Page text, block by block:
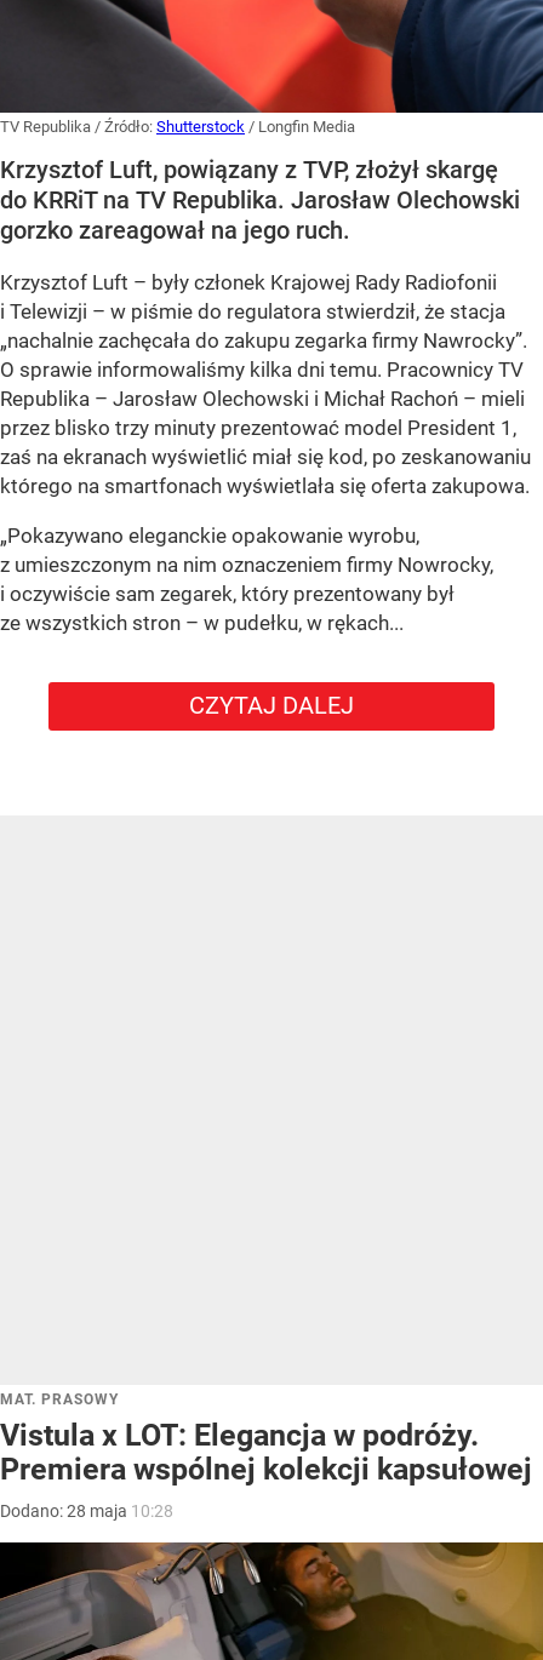
TV Republika / Źródło: Shutterstock / Longfin Media
Krzysztof Luft, powiązany z TVP, złożył skargę
do KRRiT na TV Republika. Jarosław Olechowski
gorzko zareagował na jego ruch.
Krzysztof Luft – były członek Krajowej Rady Radiofonii
i Telewizji – w piśmie do regulatora stwierdził, że stacja
„nachalnie zachęcała do zakupu zegarka firmy Nawrocky”.
O sprawie informowaliśmy kilka dni temu. Pracownicy TV
Republika – Jarosław Olechowski i Michał Rachoń – mieli
przez blisko trzy minuty prezentować model President 1,
zaś na ekranach wyświetlić miał się kod, po zeskanowaniu
którego na smartfonach wyświetlała się oferta zakupowa.
„Pokazywano eleganckie opakowanie wyrobu,
z umieszczonym na nim oznaczeniem firmy Nowrocky,
i oczywiście sam zegarek, który prezentowany był
ze wszystkich stron – w pudełku, w rękach...
CZYTAJ DALEJ
MAT. PRASOWY
Vistula x LOT: Elegancja w podróży.
Premiera wspólnej kolekcji kapsułowej
Dodano:28 maja 10:28